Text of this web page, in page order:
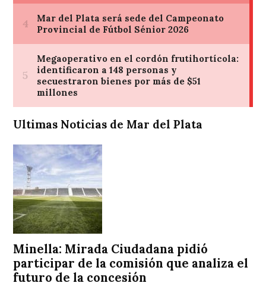
Ultimas Noticias de Mar del Plata
Minella: Mirada Ciudadana pidió
participar de la comisión que analiza el
futuro de la concesión